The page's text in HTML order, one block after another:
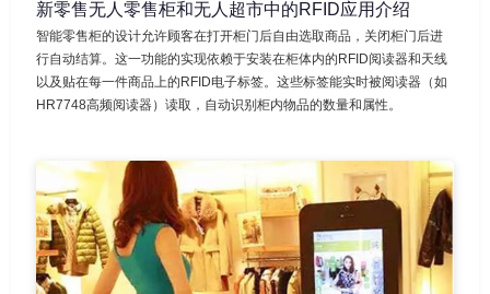
新零售无人零售柜和无人超市中的RFID应用介绍
智能零售柜的设计允许顾客在打开柜门后自由选取商品，关闭柜门后进
行自动结算。这一功能的实现依赖于安装在柜体内的RFID阅读器和天线
以及贴在每一件商品上的RFID电子标签。这些标签能实时被阅读器（如
HR7748高频阅读器）读取，自动识别柜内物品的数量和属性。